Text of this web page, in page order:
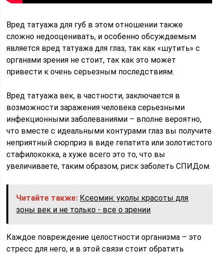
Вред татуажа для губ в этом отношении также
сложно недооценивать, и особенно обсуждаемым
является вред татуажа для глаз, так как «шутить» с
органами зрения не стоит, так как это может
привести к очень серьезным последствиям.
Вред татуажа век, в частности, заключается в
возможности заражения человека серьезными
инфекционными заболеваниями – вполне вероятно,
что вместе с идеальными контурами глаз вы получите
неприятный сюрприз в виде гепатита или золотистого
стафилококка, а хуже всего это то, что вы
увеличиваете, таким образом, риск заболеть СПИДом.
Читайте также: Ксеомин: уколы красоты для
зоны век и не только - все о зрении
Каждое повреждение целостности организма – это
стресс для него, и в этой связи стоит обратить